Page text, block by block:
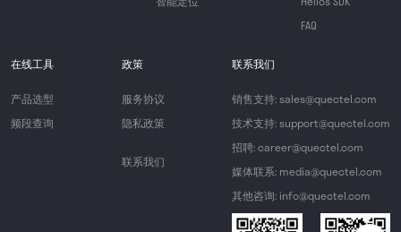
FAQ
在线工具
产品选型
频段查询
政策
服务协议
隐私政策
联系我们
联系我们
销售支持: sales@quectel.com
技术支持: support@quectel.com
招聘: career@quectel.com
媒体联系: media@quectel.com
其他咨询: info@quectel.com